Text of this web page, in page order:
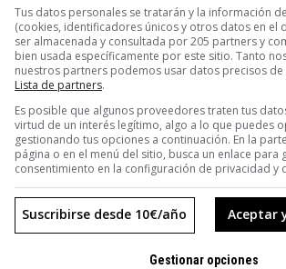
Lo estructural queda, lo coyuntural pasa.
que para ser revolucionario hay que ser
para encajar e integrar cualquier
ha sido la misma que le ha protegido
volvieron a ser legales y firmaron la
cuando no gobiernan, igual que
Tus datos personales se tratarán y la información
(cookies, identificadores únicos y otros datos en el
ser almacenada y consultada por 205 partners y
bien usada específicamente por este sitio. Tanto
nuestros partners podemos usar datos precisos de
Lista de partners.
Es posible que algunos proveedores traten tus
virtud de un interés legítimo, algo a lo que puedes
gestionando tus opciones a continuación. En la
página o en el menú del sitio, busca un enlace para
consentimiento en la configuración de privacidad y
Aceptar
Suscribirse desde 10€/año
Gestionar opciones